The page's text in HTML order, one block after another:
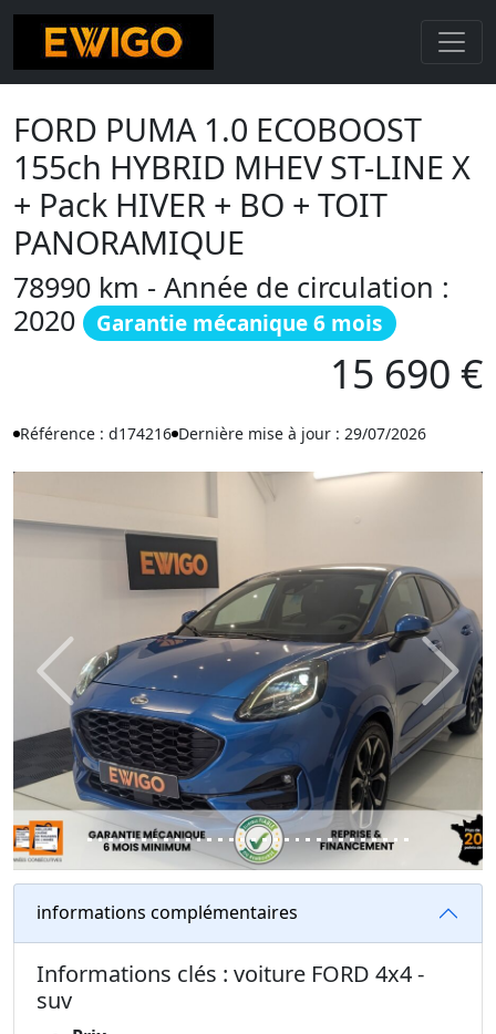
FORD PUMA 1.0 ECOBOOST
155ch HYBRID MHEV ST-LINE X
+ Pack HIVER + BO + TOIT
PANORAMIQUE
78990 km - Année de circulation :
2020
Garantie mécanique 6 mois
15 690 €
Référence : d174216 Dernière mise à jour : 29/07/2026
Previous Next
informations complémentaires
Informations clés : voiture FORD 4x4 -
suv